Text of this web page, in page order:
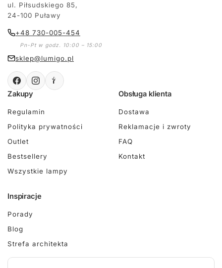
ul. Piłsudskiego 85,
24-100 Puławy
+48 730-005-454
Pn-Pt w godz. 10:00 – 15:00
sklep@lumigo.pl
Zakupy
Regulamin
Polityka prywatności
Outlet
Bestsellery
Wszystkie lampy
Obsługa klienta
Dostawa
Reklamacje i zwroty
FAQ
Kontakt
Inspiracje
Porady
Blog
Strefa architekta